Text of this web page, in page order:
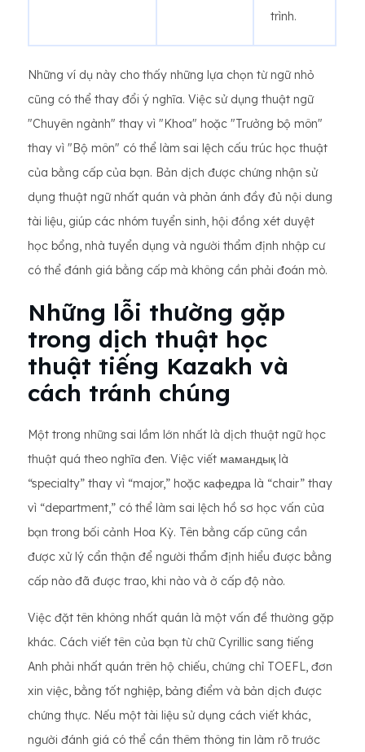
trình.
Những ví dụ này cho thấy những lựa chọn từ ngữ nhỏ
cũng có thể thay đổi ý nghĩa. Việc sử dụng thuật ngữ
"Chuyên ngành" thay vì "Khoa" hoặc "Trưởng bộ môn"
thay vì "Bộ môn" có thể làm sai lệch cấu trúc học thuật
của bằng cấp của bạn. Bản dịch được chứng nhận sử
dụng thuật ngữ nhất quán và phản ánh đầy đủ nội dung
tài liệu, giúp các nhóm tuyển sinh, hội đồng xét duyệt
học bổng, nhà tuyển dụng và người thẩm định nhập cư
có thể đánh giá bằng cấp mà không cần phải đoán mò.
Những lỗi thường gặp
trong dịch thuật học
thuật tiếng Kazakh và
cách tránh chúng
Một trong những sai lầm lớn nhất là dịch thuật ngữ học
thuật quá theo nghĩa đen. Việc viết мамандық là
“specialty” thay vì “major,” hoặc кафедра là “chair” thay
vì “department,” có thể làm sai lệch hồ sơ học vấn của
bạn trong bối cảnh Hoa Kỳ. Tên bằng cấp cũng cần
được xử lý cẩn thận để người thẩm định hiểu được bằng
cấp nào đã được trao, khi nào và ở cấp độ nào.
Việc đặt tên không nhất quán là một vấn đề thường gặp
khác. Cách viết tên của bạn từ chữ Cyrillic sang tiếng
Anh phải nhất quán trên hộ chiếu, chứng chỉ TOEFL, đơn
xin việc, bằng tốt nghiệp, bảng điểm và bản dịch được
chứng thực. Nếu một tài liệu sử dụng cách viết khác,
người đánh giá có thể cần thêm thông tin làm rõ trước